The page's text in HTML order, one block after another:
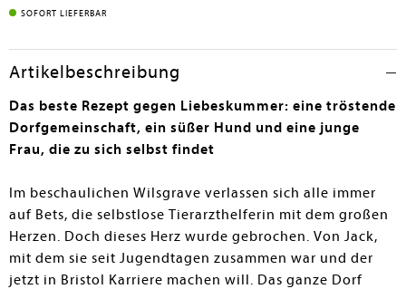
SOFORT LIEFERBAR
Artikelbeschreibung
Das beste Rezept gegen Liebeskummer: eine tröstende
Dorfgemeinschaft, ein süßer Hund und eine junge
Frau, die zu sich selbst findet
Im beschaulichen Wilsgrave verlassen sich alle immer
auf Bets, die selbstlose Tierarzthelferin mit dem großen
Herzen. Doch dieses Herz wurde gebrochen. Von Jack,
mit dem sie seit Jugendtagen zusammen war und der
jetzt in Bristol Karriere machen will. Das ganze Dorf